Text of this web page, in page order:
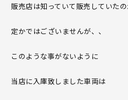
販売店は知っていて販売していた
定かではございませんが、、
このような事がないように
当店に入庫致しました車両は